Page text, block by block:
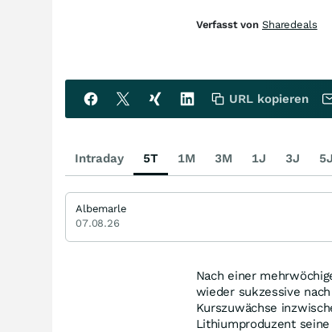
Nach einer
wieder sukzessive
Kurszuwächse
Lithiumproduzent
Verfasst von Sharedeals
URL kopieren
Intraday 5T 1M 3M 1J 3J 5J
Albemarle
07.08.26